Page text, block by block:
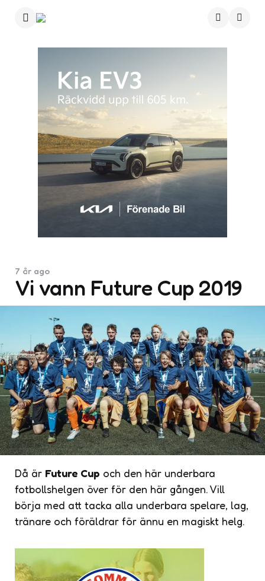
Vi vann Future Cup 2019
7 år ago
Då är Future Cup och den här underbara
fotbollshelgen över för den här gången. Vill
börja med att tacka alla underbara spelare, lag,
tränare och föräldrar för ännu en magiskt helg.